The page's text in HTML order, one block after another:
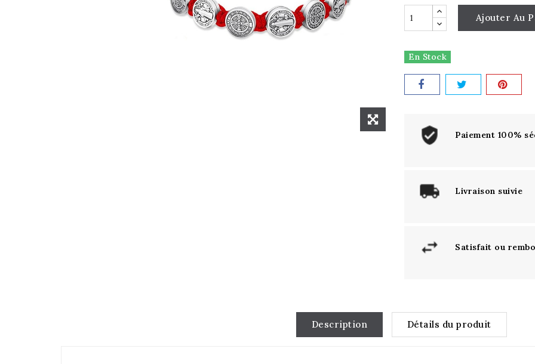
Ajouter Au
En Stock
Paiement 100%
Livraison suivie
Satisfait ou
Description Détails du produit